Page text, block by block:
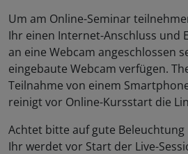
Um am Online-Seminar
Ihr einen Internet-Anschluss und
an eine Webcam angeschlossen
eingebaute Webcam verfügen.
Teilnahme von einem
reinigt vor Online-Kursstart die
Achtet bitte auf gute Beleuchtung
Ihr werdet vor Start der Live-